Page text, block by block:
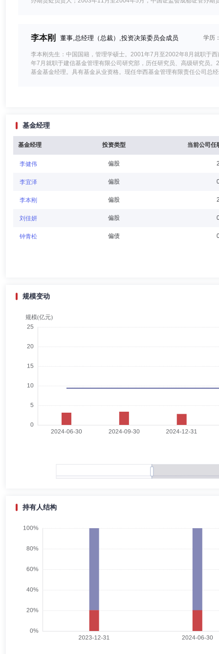
限责任公司董事。
李本刚 董事,总经理（总裁）,投资决策委员会成员 学历
李本刚先生：中国国籍，管理学硕士。2001年7月至2002年8月就职于
年7月就职于建信基金管理有限公司研究部，历任研究员、高级研究员
基金基金经理。具有基金从业资格。现任华西基金管理有限责任公司总
梁群力先生：工商管理硕士。1992年7月至1998年6月在广东省外贸开
经理、副总经理、副总经理（主持工作）；2004年2月至2004年9月任
2009年4月任华西证券成都抚琴街营业部总经理；2009年4月至2019年
霍建中 学历：硕士
霍建中先生：独立董事，硕士研究生。曾任四川康维律师事务所专职律
盛秀玲
2015年8月，任北京协同创新控股有限公司董事、副总经理；2015年9
轻舟先生：督察长，硕士研究生。1999-7-2000-8杭州恒生电子股份
首席信息官 学历：硕士
理有限责任公司研究部总监。
李宜泽 投资决策委员会成员 学历：硕士 任职日期：
助理、基金经理。
基金经理
基金经理 投资类型 当前公司任
李健伟 偏股
李宜泽 偏股
李本刚 偏股
刘佳妍 偏股
钟青松 偏债
规模变动
持有人结构